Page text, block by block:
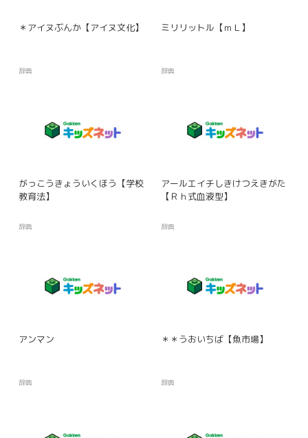
＊アイヌぶんか【アイヌ文化】
辞典
ミリリットル【ｍＬ】
辞典
がっこうきょういくほう【学校
教育法】
辞典
アールエイチしきけつえきがた
【Ｒｈ式血液型】
辞典
アンマン
辞典
＊＊うおいちば【魚市場】
辞典